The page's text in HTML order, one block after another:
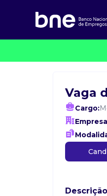
Vaga
Cargo: